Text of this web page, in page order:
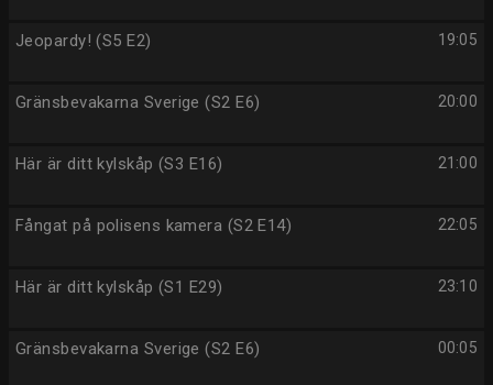
19:05
Jeopardy! (S5 E2)
20:00
Gränsbevakarna Sverige (S2 E6)
21:00
Här är ditt kylskåp (S3 E16)
22:05
Fångat på polisens kamera (S2 E14)
23:10
Här är ditt kylskåp (S1 E29)
00:05
Gränsbevakarna Sverige (S2 E6)